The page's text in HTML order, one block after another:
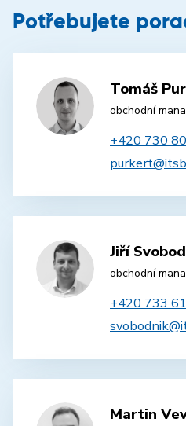
Potřebujete
Tomáš
obchodní
+420 730
Jiří
obchodní
+420 733
Martin